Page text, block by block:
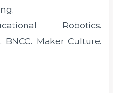
Robotics.
BNCC. Maker Culture.